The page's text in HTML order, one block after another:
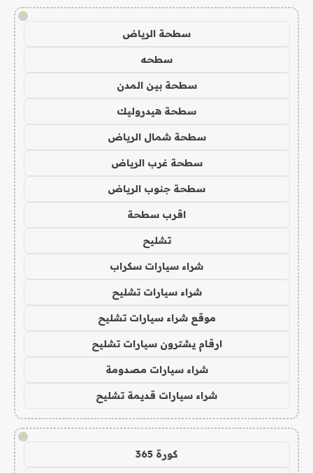
!
سطحة الرياض
سطحه
سطحة بين المدن
سطحة هيدروليك
سطحة شمال الرياض
سطحة غرب الرياض
سطحة جنوب الرياض
اقرب سطحة
تشليح
شراء سيارات سكراب
شراء سيارات تشليح
موقع شراء سيارات تشليح
ارقام يشترون سيارات تشليح
شراء سيارات مصدومة
شراء سيارات قديمة تشليح
!
كورة 365